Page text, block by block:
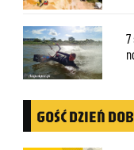
GOŚĆ DZIEŃ